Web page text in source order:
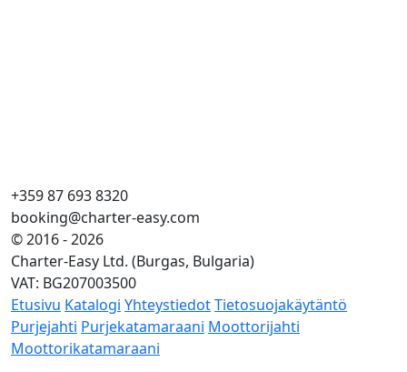
+359 87 693 8320
booking@charter-easy.com
© 2016 - 2026
Charter-Easy Ltd. (Burgas, Bulgaria)
VAT: BG207003500
Etusivu Katalogi YhteystiedotTietosuojakäytäntö
Purjejahti Purjekatamaraani Moottorijahti
Moottorikatamaraani